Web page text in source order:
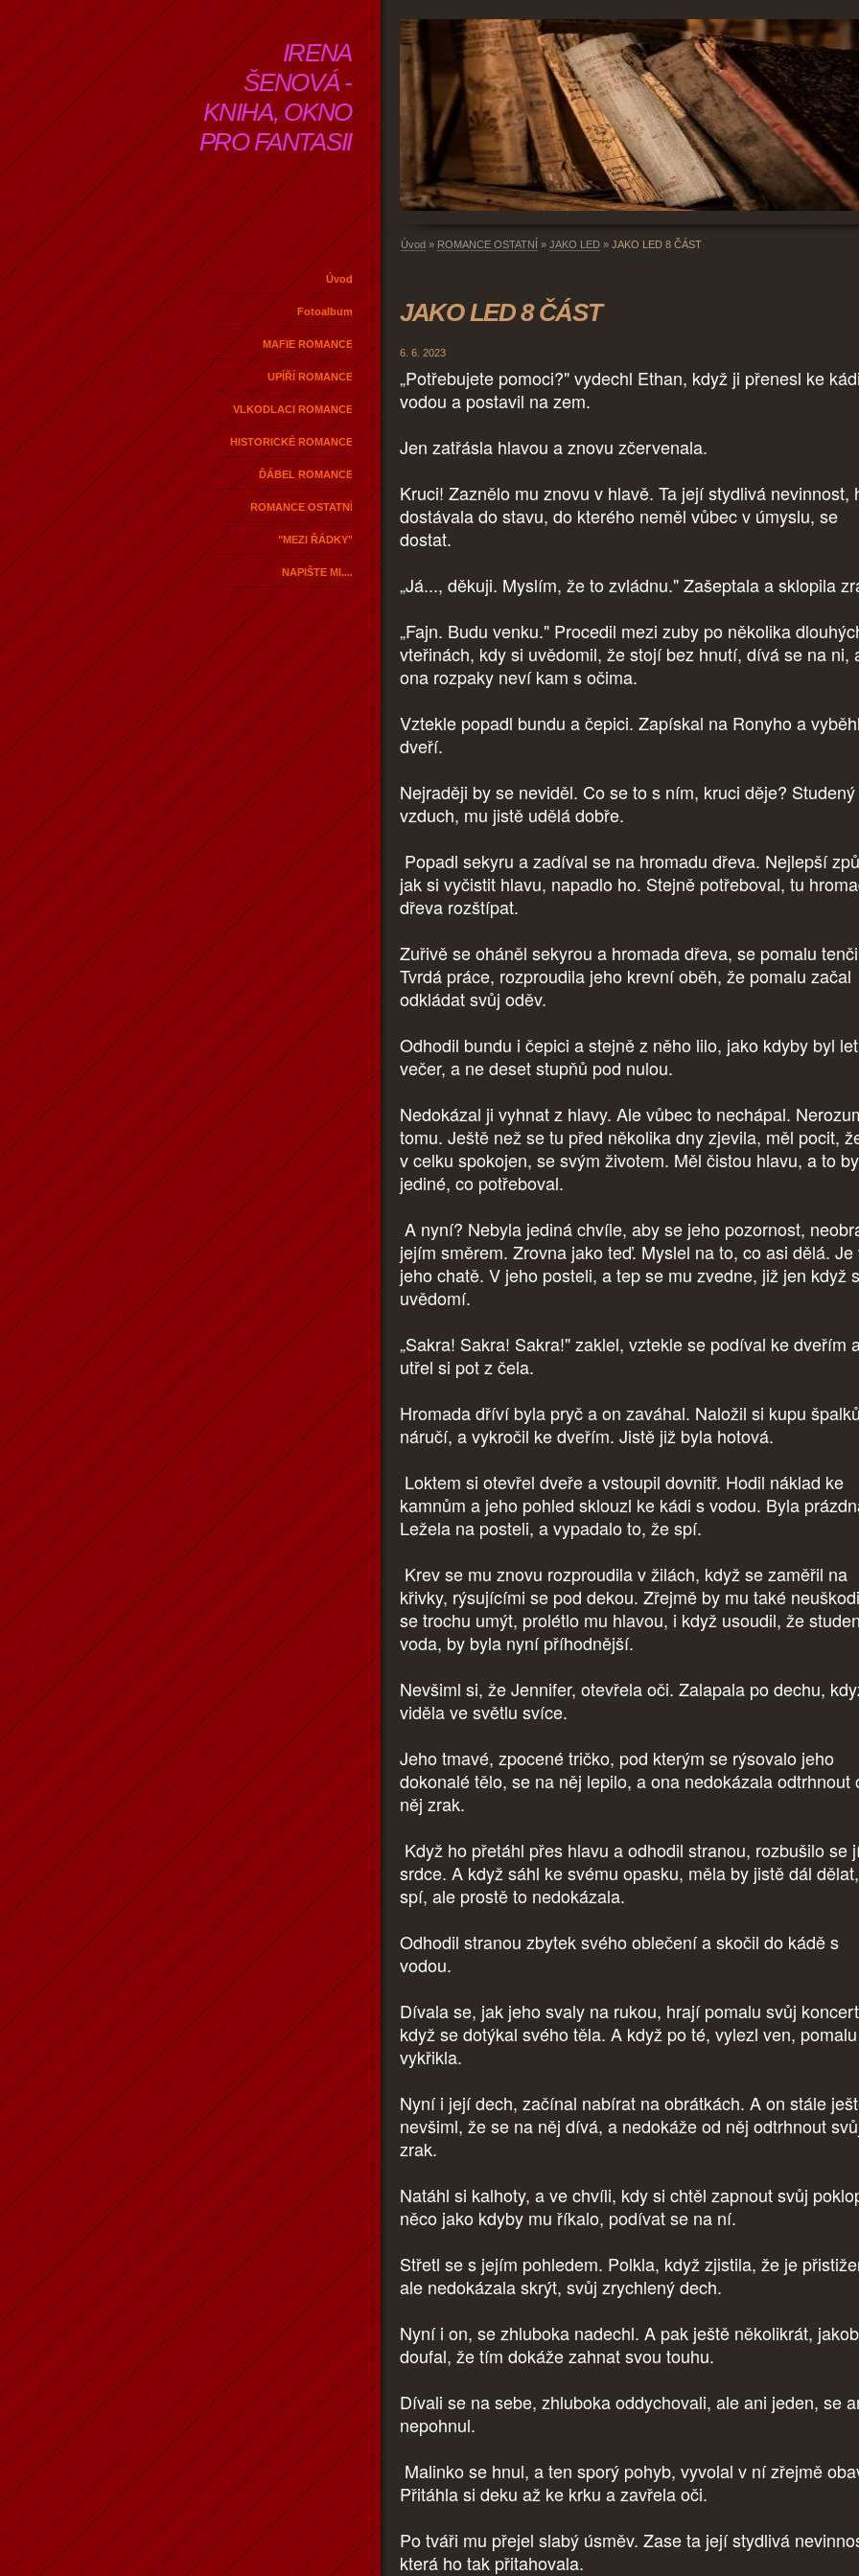
IRENA
ŠENOVÁ -
KNIHA, OKNO
PRO FANTASII
Úvod
Fotoalbum
MAFIE ROMANCE
UPÍŘÍ ROMANCE
VLKODLACI ROMANCE
HISTORICKÉ ROMANCE
ĎÁBEL ROMANCE
ROMANCE OSTATNÍ
"MEZI ŘÁDKY"
NAPIŠTE MI....
Úvod » ROMANCE OSTATNÍ » JAKO LED » JAKO LED 8 ČÁST
JAKO LED 8 ČÁST
6. 6. 2023
„Potřebujete pomoci?" vydechl Ethan, když ji přenesl ke
vodou a postavil na zem.
Jen zatřásla hlavou a znovu zčervenala.
Kruci! Zaznělo mu znovu v hlavě. Ta její stydlivá nevinnost,
dostávala do stavu, do kterého neměl vůbec v úmyslu, se
dostat.
„Já..., děkuji. Myslím, že to zvládnu." Zašeptala a sklopila
„Fajn. Budu venku." Procedil mezi zuby po několika
vteřinách, kdy si uvědomil, že stojí bez hnutí, dívá se na ni,
ona rozpaky neví kam s očima.
Vztekle popadl bundu a čepici. Zapískal na Ronyho a
dveří.
Nejraději by se neviděl. Co se to s ním, kruci děje? Studený
vzduch, mu jistě udělá dobře.
Popadl sekyru a zadíval se na hromadu dřeva. Nejlepší
jak si vyčistit hlavu, napadlo ho. Stejně potřeboval, tu
dřeva rozštípat.
Zuřivě se oháněl sekyrou a hromada dřeva, se pomalu
Tvrdá práce, rozproudila jeho krevní oběh, že pomalu začal
odkládat svůj oděv.
Odhodil bundu i čepici a stejně z něho lilo, jako kdyby byl
večer, a ne deset stupňů pod nulou.
Nedokázal ji vyhnat z hlavy. Ale vůbec to nechápal.
tomu. Ještě než se tu před několika dny zjevila, měl pocit,
v celku spokojen, se svým životem. Měl čistou hlavu, a to
jediné, co potřeboval.
A nyní? Nebyla jediná chvíle, aby se jeho pozornost,
jejím směrem. Zrovna jako teď. Myslel na to, co asi dělá. Je
jeho chatě. V jeho posteli, a tep se mu zvedne, již jen když
uvědomí.
„Sakra! Sakra! Sakra!" zaklel, vztekle se podíval ke dveřím
utřel si pot z čela.
Hromada dříví byla pryč a on zaváhal. Naložil si kupu
náručí, a vykročil ke dveřím. Jistě již byla hotová.
Loktem si otevřel dveře a vstoupil dovnitř. Hodil náklad ke
kamnům a jeho pohled sklouzl ke kádi s vodou. Byla
Ležela na posteli, a vypadalo to, že spí.
Krev se mu znovu rozproudila v žilách, když se zaměřil na
křivky, rýsujícími se pod dekou. Zřejmě by mu také
se trochu umýt, prolétlo mu hlavou, i když usoudil, že
voda, by byla nyní příhodnější.
Nevšiml si, že Jennifer, otevřela oči. Zalapala po dechu,
viděla ve světlu svíce.
Jeho tmavé, zpocené tričko, pod kterým se rýsovalo jeho
dokonalé tělo, se na něj lepilo, a ona nedokázala odtrhnout
něj zrak.
Když ho přetáhl přes hlavu a odhodil stranou, rozbušilo se
srdce. A když sáhl ke svému opasku, měla by jistě dál
spí, ale prostě to nedokázala.
Odhodil stranou zbytek svého oblečení a skočil do kádě s
vodou.
Dívala se, jak jeho svaly na rukou, hrají pomalu svůj
když se dotýkal svého těla. A když po té, vylezl ven, pomalu
vykřikla.
Nyní i její dech, začínal nabírat na obrátkách. A on stále
nevšiml, že se na něj dívá, a nedokáže od něj odtrhnout
zrak.
Natáhl si kalhoty, a ve chvíli, kdy si chtěl zapnout svůj
něco jako kdyby mu říkalo, podívat se na ní.
Střetl se s jejím pohledem. Polkla, když zjistila, že je
ale nedokázala skrýt, svůj zrychlený dech.
Nyní i on, se zhluboka nadechl. A pak ještě několikrát,
doufal, že tím dokáže zahnat svou touhu.
Dívali se na sebe, zhluboka oddychovali, ale ani jeden, se
nepohnul.
Malinko se hnul, a ten sporý pohyb, vyvolal v ní zřejmě
Přitáhla si deku až ke krku a zavřela oči.
Po tváři mu přejel slabý úsměv. Zase ta její stydlivá
která ho tak přitahovala.